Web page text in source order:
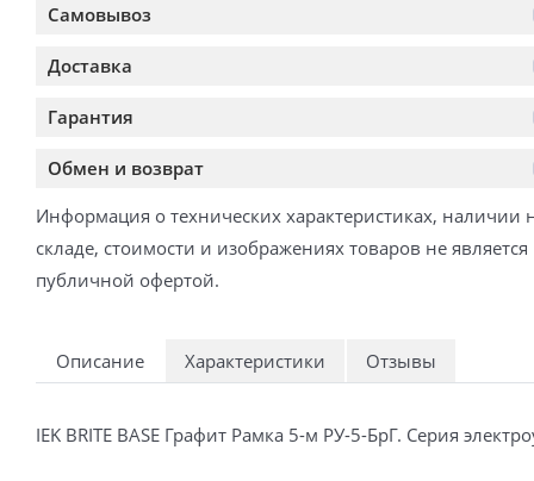
Самовывоз
Доставка
Гарантия
Обмен и возврат
Информация о технических характеристиках, наличии
складе, стоимости и изображениях товаров не является
публичной офертой.
Описание Характеристики Отзывы
IEK BRITE BASE Графит Рамка 5-м РУ-5-БрГ. Серия